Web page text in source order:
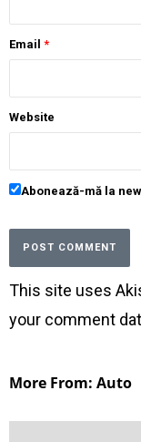
Email *
Website
Abonează-mă la
This site uses
your comment
More From: Auto